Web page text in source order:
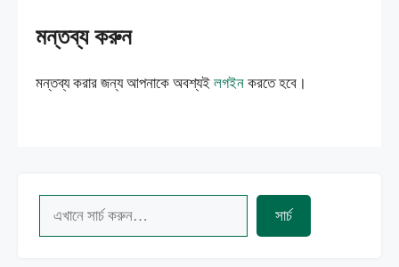
মন্তব্য করুন
মন্তব্য করার জন্য আপনাকে অবশ্যই লগইন করতে হবে।
সার্চ